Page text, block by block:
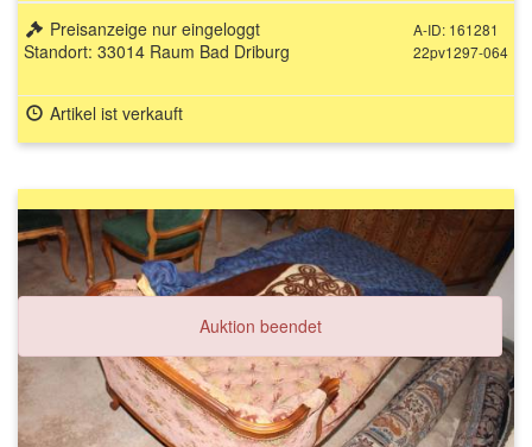
A-ID: 161281
22pv1297-064
Preisanzeige nur eingeloggt
Standort: 33014 Raum Bad Driburg
Artikel ist verkauft
Auktion beendet